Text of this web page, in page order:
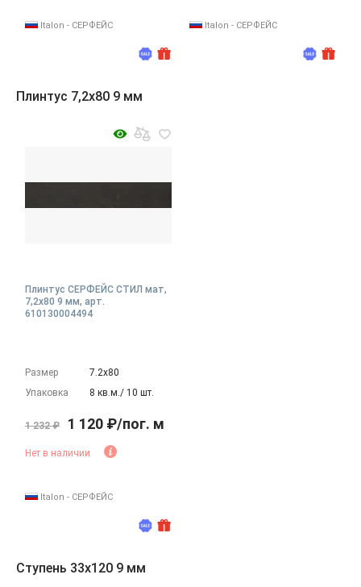
Italon - СЕРФЕЙС Italon - СЕРФЕЙС
Плинтус 7,2x80 9 мм
Плинтус СЕРФЕЙС СТИЛ мат,
7,2x80 9 мм, арт.
610130004494
Размер
7.2х80
Упаковка
8 кв.м./ 10 шт.
1 232 ₽ 1 120 ₽/пог. м
Нет в наличии
Italon - СЕРФЕЙС
Ступень 33x120 9 мм